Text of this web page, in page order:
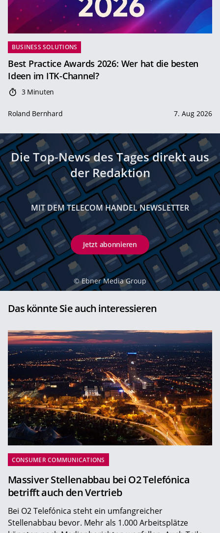
BUSINESS SOLUTIONS
Best Practice Awards 2026: Wer hat die besten
Ideen im ITK-Channel?
3 Minuten
Roland Bernhard 7. Aug 2026
Die Top-News des Tages direkt aus
der Redaktion
MIT DEM TELECOM HANDEL NEWSLETTER
Jetzt abonnieren
© Ebner Media Group
Das könnte Sie auch interessieren
CONSUMER COMMUNICATIONS
Massiver Stellenabbau bei O2 Telefónica
betrifft auch den Vertrieb
Bei O2 Telefónica steht ein umfangreicher
Stellenabbau bevor. Mehr als 1.000 Arbeitsplätze